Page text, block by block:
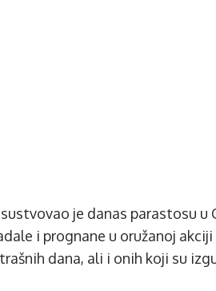
je danas parastosu u
i prognane u oružanoj akciji
dana, ali i onih koji su